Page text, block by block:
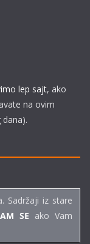
lep sajt, ako
na ovim
Sadržaji iz stare
SE ako Vam